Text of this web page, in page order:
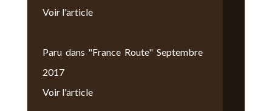
Voir l'article
Paru dans "France Route" Septembre
2017
Voir l'article